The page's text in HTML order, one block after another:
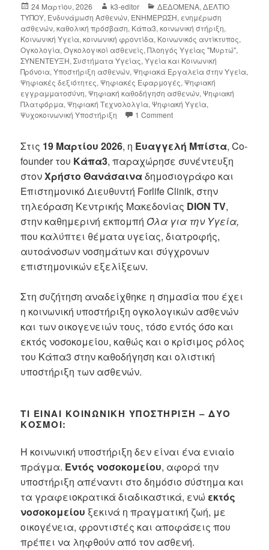
24 Μαρτίου, 2026 k3-editor ΔΕΔΟΜΕΝΑ,ΔΕΛΤΙΟ
ΤΥΠΟΥ, Ενδυνάμωση Ασθενών, ΕΝΗΜΕΡΩΣΗ, ενημέρωση
ασθενών,καθολική πρόσβαση, Κάπα3,κοινωνική στήριξη,
Κοινωνική Υγεία,κοινωνική φροντίδα, Κοινωνικός αντίκτυπος,
Ογκολογία,Ογκολογικοί ασθενείς,Πλοηγός Υγείας "Μυρτώ",
ΣΥΝΕΝΤΕΥΞΗ,Συστήματα Υγείας,Υγεία και Κοινωνική
Πρόνοια,Υποστήριξη ασθενών,Ψηφιακά Εργαλεία στην Υγεία,
Ψηφιακές δεξιότητες,Ψηφιακές Εφαρμογές,Ψηφιακή
εγγραμματοσύνη,Ψηφιακή καθοδήγηση ασθενών,Ψηφιακή
Πλατφόρμα,Ψηφιακή Τεχνολολγία,Ψηφιακή Υγεία,
Ψυχοκοινωνική Υποστήριξη
1 Comment
Στις 19 Μαρτίου 2026, η Ευαγγελή Μπίστα, Co-
founder του Κάπα3, παραχώρησε συνέντευξη
στονΧρήστο Θανάσαιναδημοσιογράφο και
Επιστημονικό Διευθυντή Forlife Clinik, στην
τηλεόραση Κεντρικής Μακεδονίας DION TV,
στην καθημερινή εκπομπή Όλα για την Υγεία,
που καλύπτει θέματα υγείας, διατροφής,
αυτοάνοσων νοσημάτων και σύγχρονων
επιστημονικών εξελίξεων.
Στη συζήτηση αναδείχθηκε η σημασία που έχει
η κοινωνική υποστήριξη ογκολογικών ασθενών
και των οικογενειών τους, τόσο εντός όσο και
εκτός νοσοκομείου, καθώς και ο κρίσιμος ρόλος
του Κάπα3 στην καθοδήγηση και ολιστική
υποστήριξη των ασθενών.
ΤΙ ΕΊΝΑΙ ΚΟΙΝΩΝΙΚΉ ΥΠΟΣΤΉΡΙΞΗ – ΔΎΟ
ΚΌΣΜΟΙ:
Η κοινωνική υποστήριξη δεν είναι ένα ενιαίο
πράγμα. Εντός νοσοκομείου, αφορά την
υποστήριξη απέναντι στο δημόσιο σύστημα και
τα γραφειοκρατικά διαδικαστικά, ενώ εκτός
νοσοκομείου ξεκινά η πραγματική ζωή, με
οικογένεια, φροντιστές και αποφάσεις που
πρέπει να ληφθούν από τον ασθενή.